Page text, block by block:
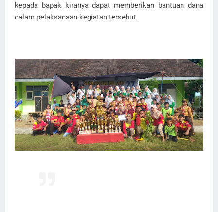
kepada bapak kiranya dapat memberikan bantuan dana
dalam pelaksanaan kegiatan tersebut.